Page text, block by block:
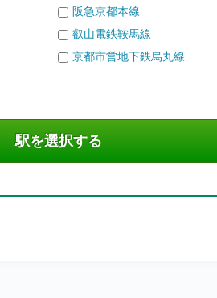
阪急京都本線
叡山電鉄鞍馬線
京都市営地下鉄烏丸線